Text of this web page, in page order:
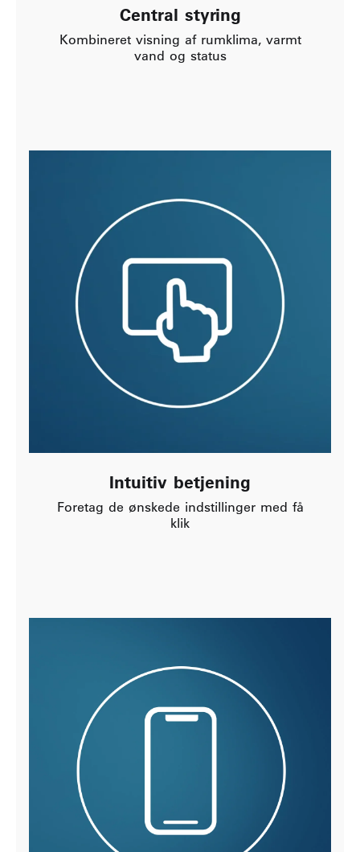
Central styring
Kombineret visning af rumklima, varmt
vand og status
Intuitiv betjening
Foretag de ønskede indstillinger med få
klik